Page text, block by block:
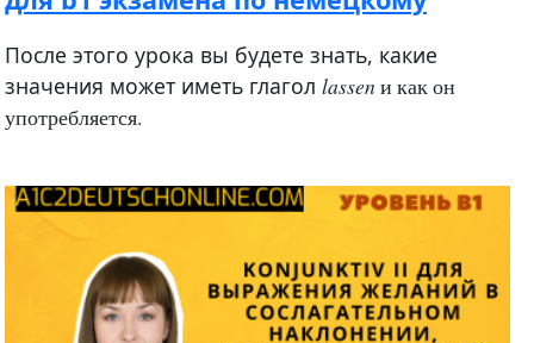
После этого урока вы будете знать, какие
значения может иметь глагол lassen и как он
употребляется.